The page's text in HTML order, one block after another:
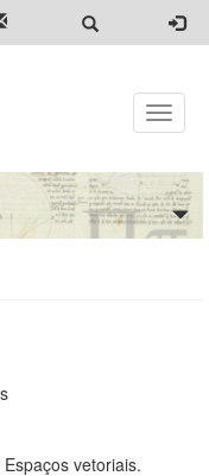
Toggle
vetoriais.